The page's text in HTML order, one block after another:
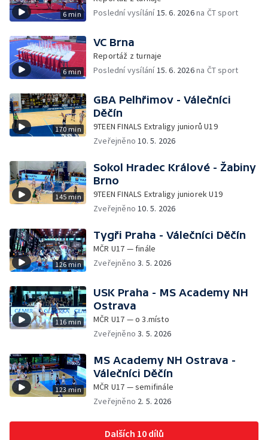
6 min
Poslední vysílání15. 6. 2026na ČT sport
6 min
VC Brna
Reportáž z turnaje
Poslední vysílání15. 6. 2026na ČT sport
170 min
GBA Pelhřimov - Válečníci
Děčín
9TEEN FINALS Extraligy juniorů U19
Zveřejněno10. 5. 2026
145 min
Sokol Hradec Králové - Žabiny
Brno
9TEEN FINALS Extraligy juniorek U19
Zveřejněno10. 5. 2026
126 min
Tygři Praha - Válečníci Děčín
MČR U17 — finále
Zveřejněno3. 5. 2026
116 min
USK Praha - MS Academy NH
Ostrava
MČR U17 — o 3.místo
Zveřejněno3. 5. 2026
123 min
MS Academy NH Ostrava -
Válečníci Děčín
MČR U17 — semifinále
Zveřejněno 2. 5. 2026
Dalších 10 dílů